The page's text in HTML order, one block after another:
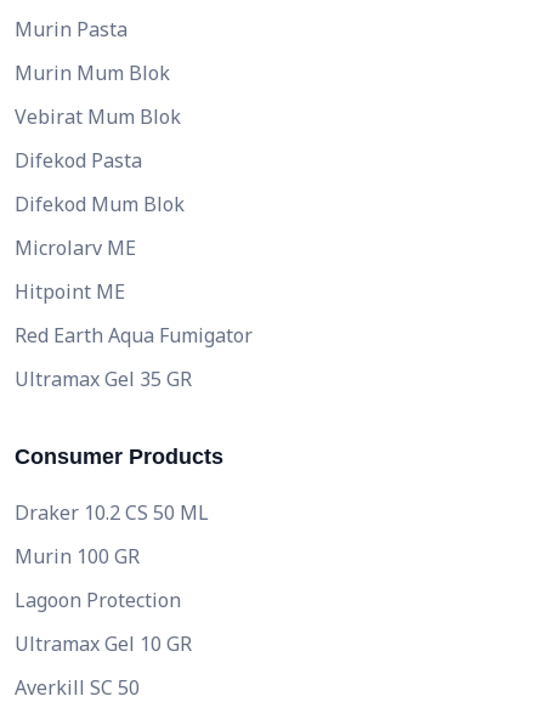
Murin Pasta
Murin Mum Blok
Vebirat Mum Blok
Difekod Pasta
Difekod Mum Blok
Microlarv ME
Hitpoint ME
Red Earth Aqua Fumigator
Ultramax Gel 35 GR
Consumer Products
Draker 10.2 CS 50 ML
Murin 100 GR
Lagoon Protection
Ultramax Gel 10 GR
Averkill SC 50